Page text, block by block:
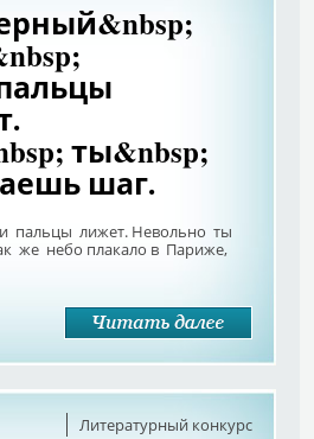
ты&nbsp;
шаг.
пальцы лижет. Невольно ты
же небо плакало в Париже,
Литературный конкурс